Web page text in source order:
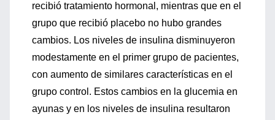
recibió tratamiento hormonal, mientras que en el
grupo que recibió placebo no hubo grandes
cambios. Los niveles de insulina disminuyeron
modestamente en el primer grupo de pacientes,
con aumento de similares características en el
grupo control. Estos cambios en la glucemia en
ayunas y en los niveles de insulina resultaron